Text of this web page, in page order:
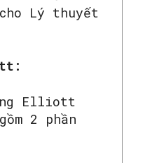
Lý thuyết
Elliott
2 phần